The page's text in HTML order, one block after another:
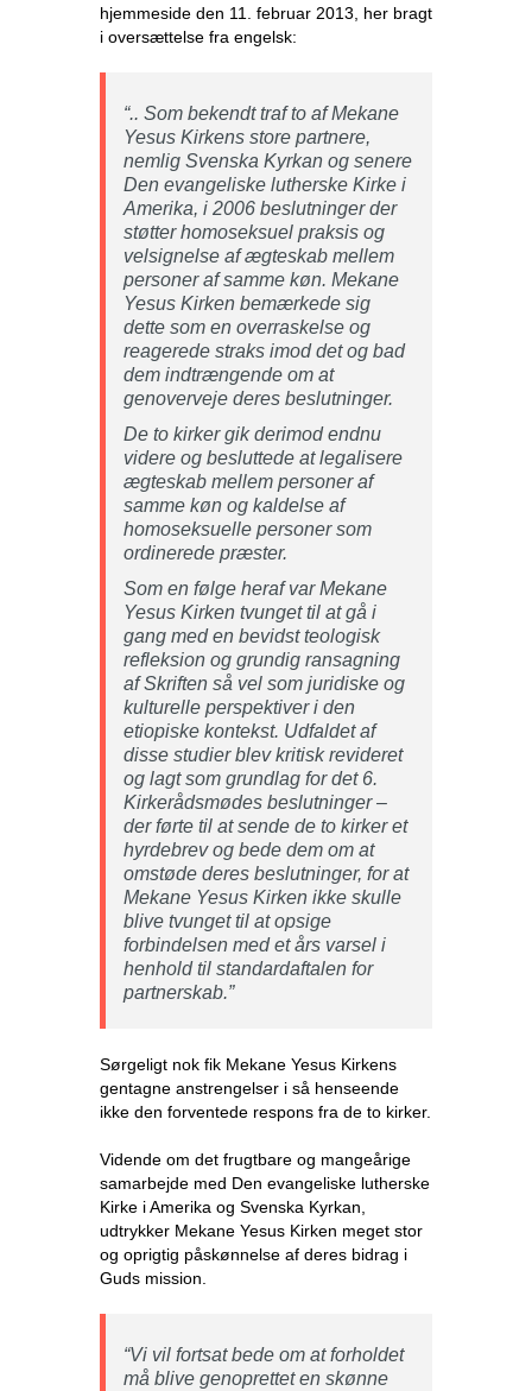
hjemmeside den 11. februar 2013, her bragt
i oversættelse fra engelsk:
“.. Som bekendt traf to af Mekane
Yesus Kirkens store partnere,
nemlig Svenska Kyrkan og senere
Den evangeliske lutherske Kirke i
Amerika, i 2006 beslutninger der
støtter homoseksuel praksis og
velsignelse af ægteskab mellem
personer af samme køn. Mekane
Yesus Kirken bemærkede sig
dette som en overraskelse og
reagerede straks imod det og bad
dem indtrængende om at
genoverveje deres beslutninger.
De to kirker gik derimod endnu
videre og besluttede at legalisere
ægteskab mellem personer af
samme køn og kaldelse af
homoseksuelle personer som
ordinerede præster.
Som en følge heraf var Mekane
Yesus Kirken tvunget til at gå i
gang med en bevidst teologisk
refleksion og grundig ransagning
af Skriften så vel som juridiske og
kulturelle perspektiver i den
etiopiske kontekst. Udfaldet af
disse studier blev kritisk revideret
og lagt som grundlag for det 6.
Kirkerådsmødes beslutninger –
der førte til at sende de to kirker et
hyrdebrev og bede dem om at
omstøde deres beslutninger, for at
Mekane Yesus Kirken ikke skulle
blive tvunget til at opsige
forbindelsen med et års varsel i
henhold til standardaftalen for
partnerskab.”
Sørgeligt nok fik Mekane Yesus Kirkens
gentagne anstrengelser i så henseende
ikke den forventede respons fra de to kirker.
Vidende om det frugtbare og mangeårige
samarbejde med Den evangeliske lutherske
Kirke i Amerika og Svenska Kyrkan,
udtrykker Mekane Yesus Kirken meget stor
og oprigtig påskønnelse af deres bidrag i
Guds mission.
“Vi vil fortsat bede om at forholdet
må blive genoprettet en skønne